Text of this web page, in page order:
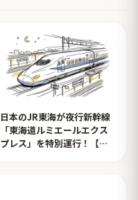
日本のJR東海が夜行新幹線
「東海道ルミエールエクス
プレス」を特別運行！【タ